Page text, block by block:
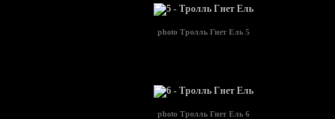
photo Тролль Гнет Ель 5
photo Тролль Гнет Ель 6